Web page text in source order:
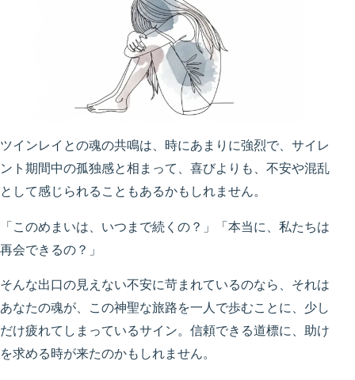
ツインレイとの魂の共鳴は、時にあまりに強烈で、サイレ
ント期間中の孤独感と相まって、喜びよりも、不安や混乱
として感じられることもあるかもしれません。
「このめまいは、いつまで続くの？」「本当に、私たちは
再会できるの？」
そんな出口の見えない不安に苛まれているのなら、それは
あなたの魂が、この神聖な旅路を一人で歩むことに、少し
だけ疲れてしまっているサイン。信頼できる道標に、助け
を求める時が来たのかもしれません。